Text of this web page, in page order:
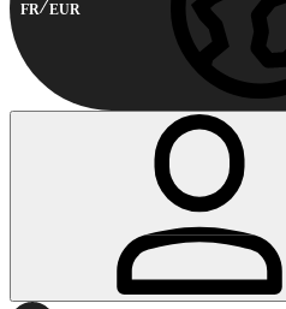
FR EUR